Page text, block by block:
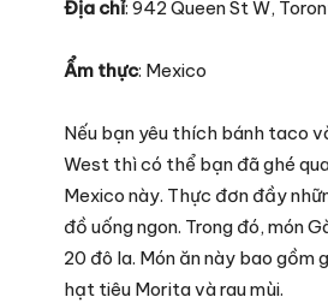
Địa chỉ: 942 Queen St W,
Ẩm thực: Mexico
Nếu bạn yêu thích bánh taco
West thì có thể bạn đã ghé
Mexico này. Thực đơn đầy
đồ uống ngon. Trong đó, món
20 đô la. Món ăn này bao gồm
hạt tiêu Morita và rau mùi.